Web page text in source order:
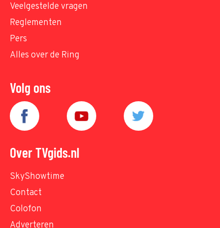
Veelgestelde vragen
Reglementen
Pers
Alles over de Ring
Volg ons
Over TVgids.nl
SkyShowtime
Contact
Colofon
Adverteren